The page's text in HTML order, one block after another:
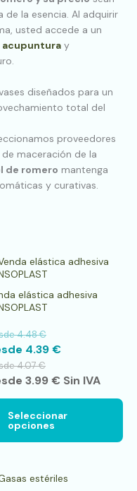
la esencia. Al adquirir
usted accede a un
y
diseñados para un
total del
proveedores
maceración de la
de romero mantenga
y curativas.
elástica adhesiva
4.48€
4.39€
4.07€
3.99€ Sin IVA
Seleccionar
opciones
la